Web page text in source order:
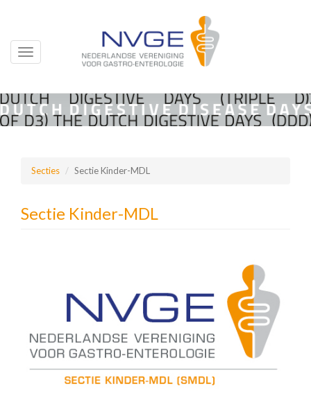
Overslaan
en
Toggle
Secties Sectie Kinder-MDL
Sectie Kinder-MDL